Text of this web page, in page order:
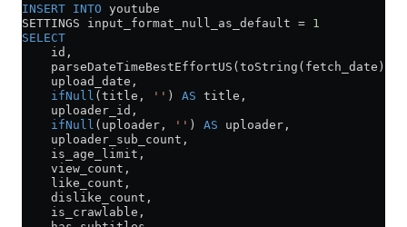
INSERT INTO youtube
SETTINGS input_format_null_as_default = 1
SELECT
    id,
    parseDateTimeBestEffortUS(toString(fetch_date))
    upload_date,
    ifNull
(title, '' ) AS title,
    uploader_id,
    ifNull
(uploader, '' ) AS uploader,
    uploader_sub_count,
    is_age_limit,
    view_count,
    like_count,
    dislike_count,
    is_crawlable,